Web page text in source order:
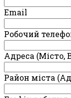
Email
Робочий
Адреса
Район міста